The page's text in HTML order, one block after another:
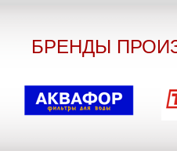
БРЕНДЫ